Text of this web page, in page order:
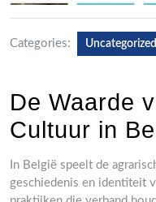
Categories: Uncategorized
De Waarde
Cultuur in
In België speelt de
geschiedenis en identiteit